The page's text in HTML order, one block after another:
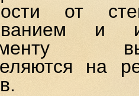
от
и
на